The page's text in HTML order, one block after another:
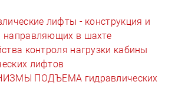
лифты - конструкция и
направляющих в шахте
контроля нагрузки кабины
лифтов
ПОДЪЕМА гидравлических